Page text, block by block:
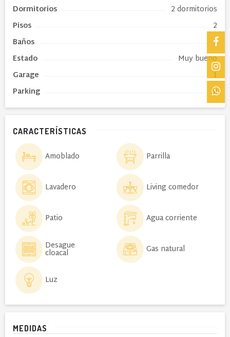
Dormitorios
2 dormitorios
Pisos
2
Baños
1
Estado
Muy bueno
Garage
1
Parking
Si
CARACTERÍSTICAS
Amoblado Parrilla
Lavadero Living comedor
Patio Agua corriente
Desague
cloacal Gas natural
Luz
MEDIDAS